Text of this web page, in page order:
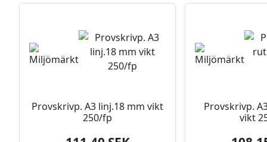
Provskrivp. A3 linj.18 mm vikt
250/fp
Provskrivp.
vikt